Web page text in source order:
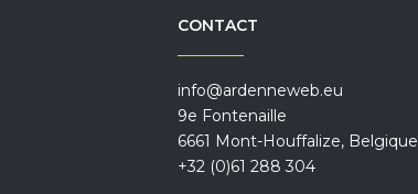
CONTACT
info@ardenneweb.eu
9e Fontenaille
6661 Mont-Houffalize, Belgique
+32 (0)61 288 304